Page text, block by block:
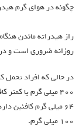
چگونه در هوای گرم
راز هیدراته ماندن
روزانه ضروری است و
در حالی که افراد تحمل
400 میلی گرم یا
100 میلی گرم.